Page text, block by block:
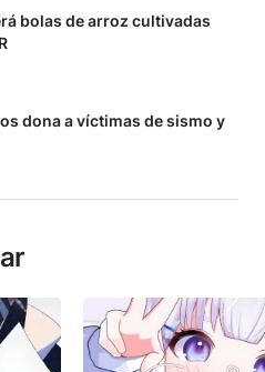
bolas de arroz cultivadas
dona a víctimas de sismo y